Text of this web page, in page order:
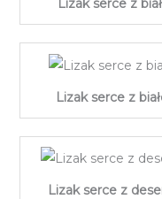
Lizak serce z
Lizak serce z
Lizak serce z